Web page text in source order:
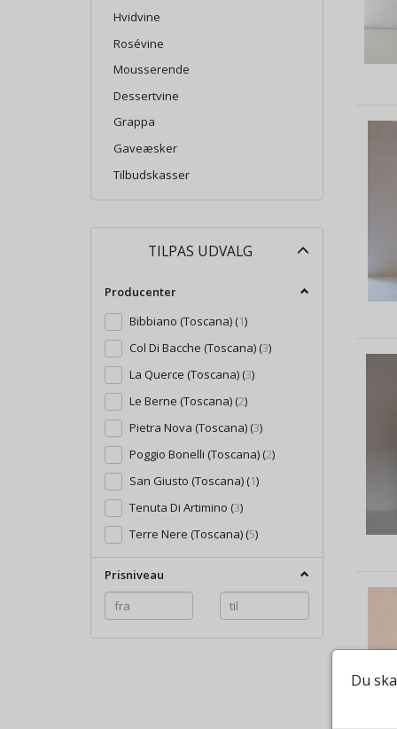
Hvidvine
Rosévine
Mousserende
Dessertvine
Grappa
Gaveæsker
Tilbudskasser
TILPAS UDVALG
Producenter
Bibbiano (Toscana) (1)
Col Di Bacche (Toscana) (3)
La Querce (Toscana) (3)
Le Berne (Toscana) (2)
Pietra Nova (Toscana) (3)
Poggio Bonelli (Toscana) (2)
San Giusto (Toscana) (1)
Tenuta Di Artimino (3)
Terre Nere (Toscana) (5)
Prisniveau
Du